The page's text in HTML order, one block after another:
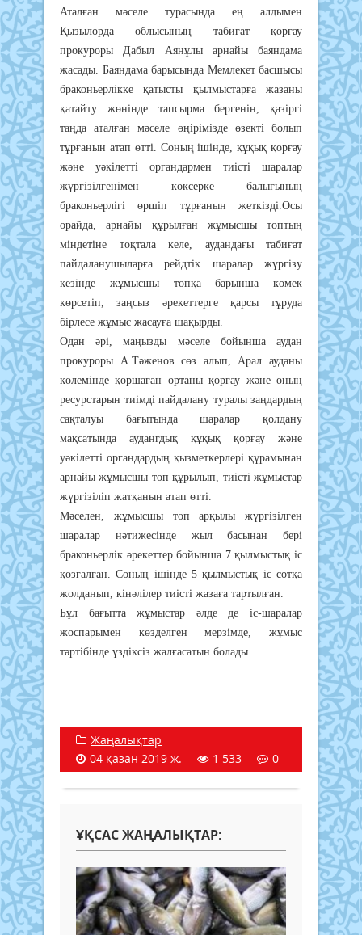
Аталған мәселе турасында ең алдымен
Қызылорда облысының табиғат қорғау
прокуроры Дабыл Аянұлы арнайы баяндама
жасады. Баяндама барысында Мемлекет басшысы
браконьерлікке қатысты қылмыстарға жазаны
қатайту жөнінде тапсырма бергенін, қазіргі
таңда аталған мәселе өңірімізде өзекті болып
тұрғанын атап өтті. Соның ішінде, құқық қорғау
және уәкілетті органдармен тиісті шаралар
жүргізілгенімен көксерке балығының
браконьерлігі өршіп тұрғанын жеткізді.Осы
орайда, арнайы құрылған жұмысшы топтың
міндетіне тоқтала келе, аудандағы табиғат
пайдаланушыларға рейдтік шаралар жүргізу
кезінде жұмысшы топқа барынша көмек
көрсетіп, заңсыз әрекеттерге қарсы тұруда
бірлесе жұмыс жасауға шақырды.
Одан әрі, маңызды мәселе бойынша аудан
прокуроры А.Тәженов сөз алып, Арал ауданы
көлемінде қоршаған ортаны қорғау және оның
ресурстарын тиімді пайдалану туралы заңдардың
сақталуы бағытында шаралар қолдану
мақсатында аудангдық құқық қорғау және
уәкілетті органдардың қызметкерлері құрамынан
арнайы жұмысшы топ құрылып, тиісті жұмыстар
жүргізіліп жатқанын атап өтті.
Мәселен, жұмысшы топ арқылы жүргізілген
шаралар нәтижесінде жыл басынан бері
браконьерлік әрекеттер бойынша 7 қылмыстық іс
қозғалған. Соның ішінде 5 қылмыстық іс сотқа
жолданып, кінәлілер тиісті жазаға тартылған.
Бұл бағытта жұмыстар әлде де іс-шаралар
жоспарымен көзделген мерзімде, жұмыс
тәртібінде үздіксіз жалғасатын болады.
Жаңалықтар
04 қазан 2019 ж.
1 533 0
ҰҚСАС ЖАҢАЛЫҚТАР: